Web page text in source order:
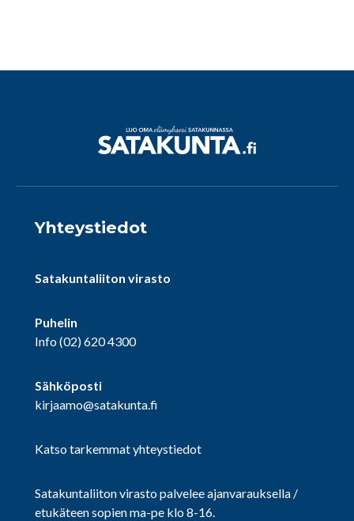
Yhteystiedot
Satakuntaliiton virasto
Puhelin
Info(02) 620 4300
Sähköposti
kirjaamo@satakunta.fi
Katso tarkemmat yhteystiedot
Satakuntaliiton virasto palvelee ajanvarauksella /
etukäteen sopien ma-pe klo 8-16.